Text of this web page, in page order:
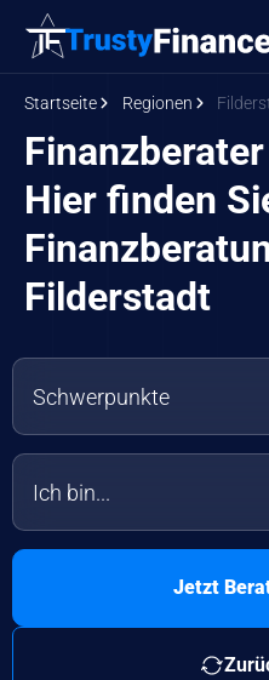
Startseite Regionen
Finanzberater
Hier finden
Filderstadt
Schwerpunkte
Ich bin...
Jetzt